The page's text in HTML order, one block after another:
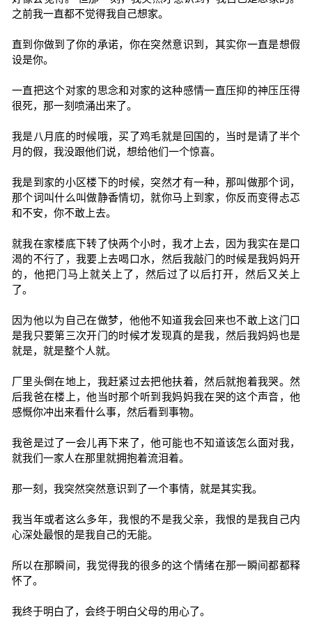
之前我一直都不觉得我自己想家。
直到你做到了你的承诺，你在突然意识到，其实你一直是想假
设是你。
一直把这个对家的思念和对家的这种感情一直压抑的神压压得
很死，那一刻喷涌出来了。
我是八月底的时候哦，买了鸡毛就是回国的，当时是请了半个
月的假，我没跟他们说，想给他们一个惊喜。
我是到家的小区楼下的时候，突然才有一种，那叫做那个词，
那个词叫什么叫做静香情切，就你马上到家，你反而变得忐忑
和不安，你不敢上去。
就我在家楼底下转了快两个小时，我才上去，因为我实在是口
渴的不行了，我要上去喝口水，然后我敲门的时候是我妈妈开
的，他把门马上就关上了，然后过了以后打开，然后又关上
了。
因为他以为自己在做梦，他他不知道我会回来也不敢上这门口
是我只要第三次开门的时候才发现真的是我，然后我妈妈也是
就是，就是整个人就。
厂里头倒在地上，我赶紧过去把他扶着，然后就抱着我哭。然
后我爸在楼上，他当时那个听到我妈妈我在哭的这个声音，他
感慨你冲出来看什么事，然后看到事物。
我爸是过了一会儿再下来了，他可能也不知道该怎么面对我，
就我们一家人在那里就拥抱着流泪着。
那一刻，我突然突然意识到了一个事情，就是其实我。
我当年或者这么多年，我恨的不是我父亲，我恨的是我自己内
心深处最恨的是我自己的无能。
所以在那瞬间，我觉得我的很多的这个情绪在那一瞬间都都释
怀了。
我终于明白了，会终于明白父母的用心了。